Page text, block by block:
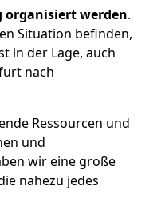
werden.
Situation befinden,
in der Lage, auch
nach
Ressourcen und
und
wir eine große
nahezu jedes